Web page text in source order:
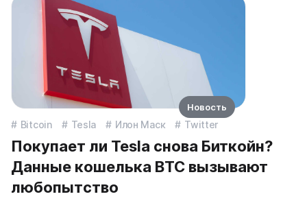
Bitcoin Tesla Илон Маск Twitter
Покупает ли Tesla снова Биткойн?
Данные кошелька BTC вызывают
любопытство
Новость